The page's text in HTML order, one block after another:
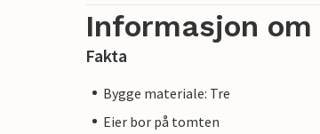
Informasjon
Fakta
Bygge materiale: Tre
Eier bor på tomten